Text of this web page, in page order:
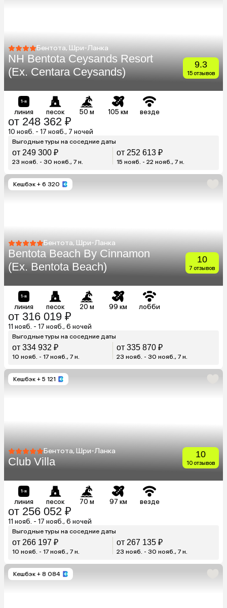
Бентота, Шри-Ланка
NH Bentota Ceysands Resort
(Ex. Centara Ceysands)
9.3
15 отзывов
линия песок 50 м 105 км везде
от 248 362 ₽
10 нояб. - 17 нояб., 7 ночей
Выгодные туры на соседние даты
от 249 300 ₽
23 нояб. - 30 нояб., 7 н.
от 252 613 ₽
15 нояб. - 22 нояб., 7 н.
Кешбэк + 6 320
Бентота, Шри-Ланка
Bentota Beach By Cinnamon
(Ex. Bentota Beach)
10
7 отзывов
линия песок 20 м 99 км лобби
от 316 019 ₽
11 нояб. - 17 нояб., 6 ночей
Выгодные туры на соседние даты
от 334 932 ₽
10 нояб. - 17 нояб., 7 н.
от 335 870 ₽
23 нояб. - 30 нояб., 7 н.
Кешбэк + 5 121
Бентота, Шри-Ланка
Club Villa
10
10 отзывов
линия песок 70 м 97 км везде
от 256 052 ₽
11 нояб. - 17 нояб., 6 ночей
Выгодные туры на соседние даты
от 266 197 ₽
10 нояб. - 17 нояб., 7 н.
от 267 135 ₽
23 нояб. - 30 нояб., 7 н.
Кешбэк + 8 084